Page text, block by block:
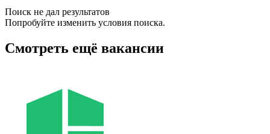
Поиск не дал результатов
Попробуйте изменить условия поиска.
Смотреть ещё вакансии